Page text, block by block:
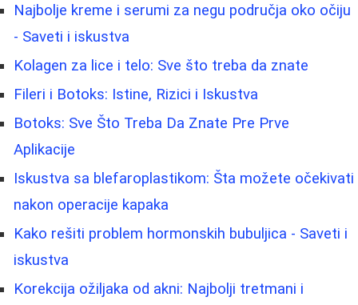
Najbolje kreme i serumi za negu područja oko očiju
- Saveti i iskustva
Kolagen za lice i telo: Sve što treba da znate
Fileri i Botoks: Istine, Rizici i Iskustva
Botoks: Sve Što Treba Da Znate Pre Prve
Aplikacije
Iskustva sa blefaroplastikom: Šta možete očekivati
nakon operacije kapaka
Kako rešiti problem hormonskih bubuljica - Saveti i
iskustva
Korekcija ožiljaka od akni: Najbolji tretmani i